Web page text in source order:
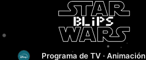
STAR
WARS:
Programa de TV · Animación